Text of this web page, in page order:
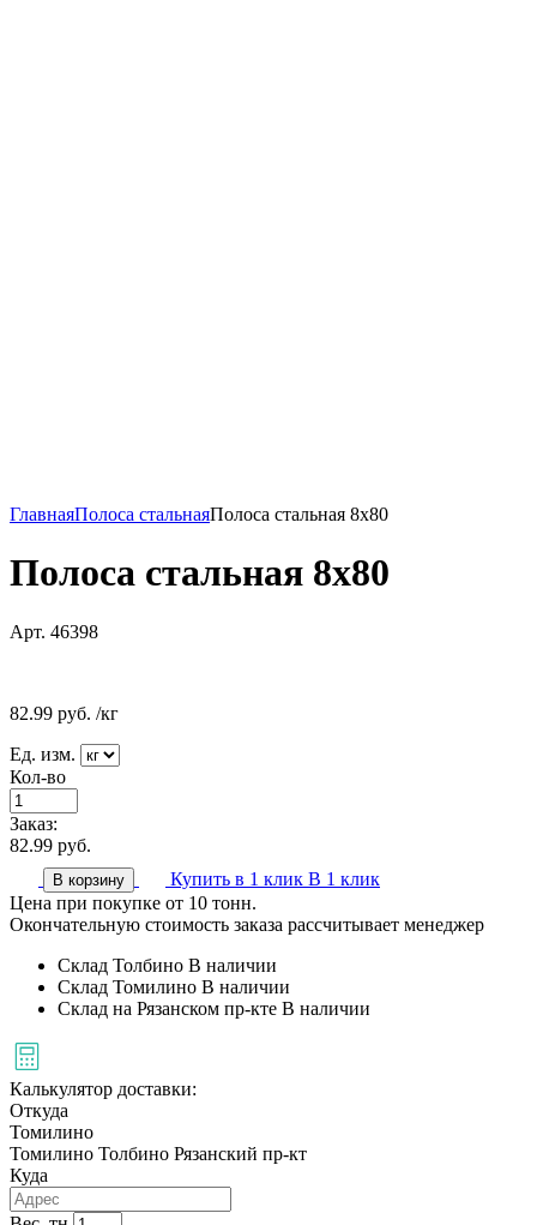
ГлавнаяПолоса стальнаяПолоса стальная 8х80
Полоса стальная 8х80
Арт. 46398
82.99 руб. /кг
Ед. изм.
Кол-во
Заказ:
82.99 руб.
В корзину Купить в 1 клик В 1 клик
Цена при покупке от 10 тонн.
Окончательную стоимость заказа рассчитывает менеджер
Склад Толбино В наличии
Склад Томилино В наличии
Склад на Рязанском пр-кте В наличии
Калькулятор доставки:
Откуда
Томилино
Томилино Толбино Рязанский пр-кт
Куда